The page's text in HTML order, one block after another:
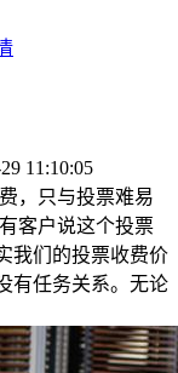
11:10:05
，只与投票难易
客户说这个投票
我们的投票收费价
有任务关系。无论